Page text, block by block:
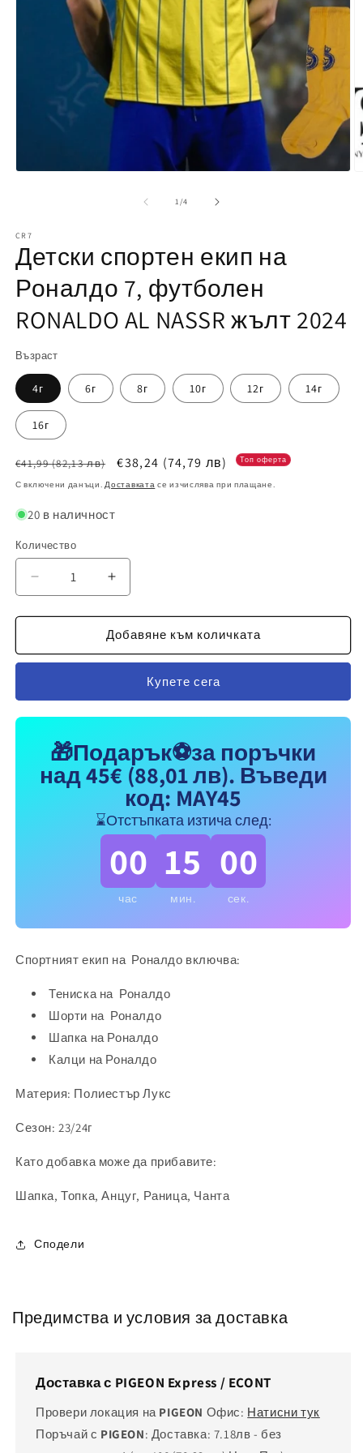
елемент
1/от
4
CR7
Детски спортен екип на
Роналдо 7, футболен
RONALDO AL NASSR жълт 2024
Възраст
4г 6г 8г 10г 12г 14г
16г
Обичайна
цена
€41,99(82,13 лв)
Цена
при
€38,24 (74,79 лв) Топ оферта
С включени данъци.Доставката се изчислява при плащане.
20 в наличност
Количество
Намаляване
на
количеството
Детски
на
Роналдо
футболен
RONALDO
AL
Увеличаване
на
количеството
за
Детски
на
Роналдо
футболен
RONALDO
AL
NASSR
жълт
2024
Добавяне към количката
Купете сега
🎁Подарък⚽за поръчки
над 45€ (88,01 лв). Въведи
код: MAY45
⌛Отстъпката изтича след:
00
час
15
мин.
00
сек.
Спортният екип на Роналдо включва:
Тениска на Роналдо
Шорти на Роналдо
Шапка на Роналдо
Калци на Роналдо
Материя: Полиестър Лукс
Сезон: 23/24г
Като добавка може да прибавите:
Шапка, Топка, Анцуг, Раница, Чанта
Сподели
Предимства и условия за доставка
Доставка с PIGEON Express / ECONT
Провери локация на PIGEON Офис: Натисни тук
Поръчай с PIGEON: Доставка: 7.18лв - без